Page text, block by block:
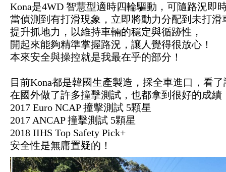
Kona是4WD 智慧型適時四輪驅動，可隨路況即
當偵測到有打滑現象，立即將動力分配到未打滑
提升抓地力，以維持車輛的穩定與循跡性，
開起來能夠精準掌握路況，讓人覺得很放心！
本來安全與操控就是我最在乎的部分！
目前Kona都是韓國生產製造，採全車進口，看
在國外做了許多撞擊測試，也都拿到很好的成績
2017 Euro NCAP 撞擊測試 5顆星
2017 ANCAP撞擊測試 5顆星
2018 IIHS Top Safety Pick+
安全性是無庸置疑的！